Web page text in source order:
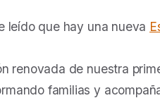
leído que hay una nueva
renovada de nuestra
familias y